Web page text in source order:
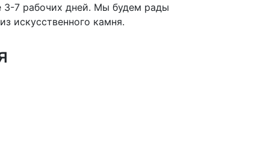
3-7 рабочих дней. Мы будем рады
искусственного камня.